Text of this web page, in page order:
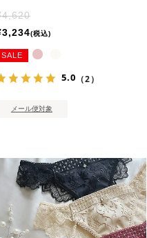
4,620
3,234 税込
SALE
5.0 （2）
メール便対象